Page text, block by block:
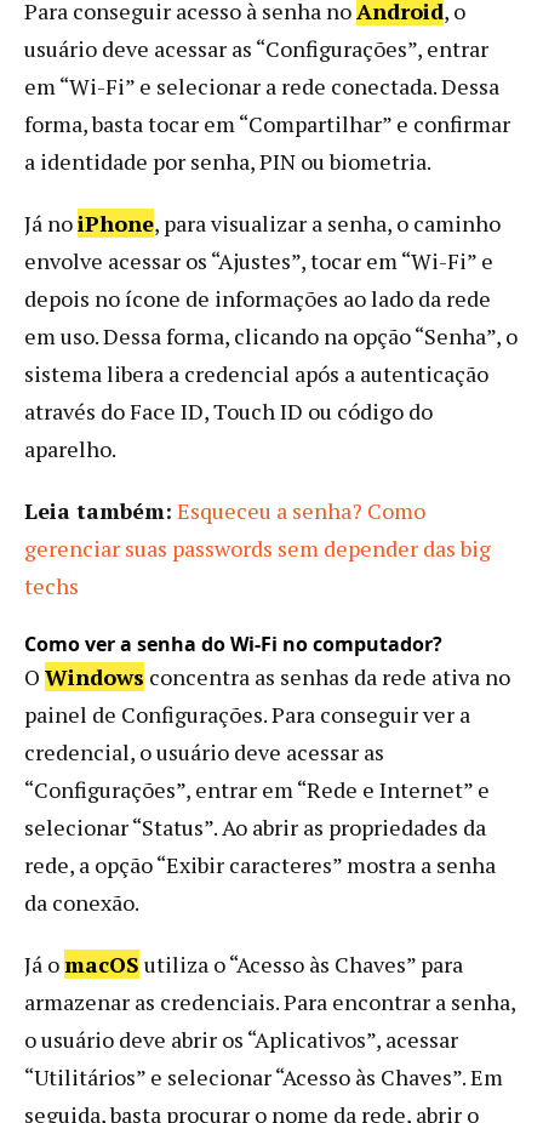
Para conseguir acesso à senha noAndroid, o
usuário deve acessar as “Configurações”, entrar
em “Wi-Fi” e selecionar a rede conectada. Dessa
forma, basta tocar em “Compartilhar” e confirmar
a identidade por senha, PIN ou biometria.
Já noiPhone, para visualizar a senha, o caminho
envolve acessar os “Ajustes”, tocar em “Wi-Fi” e
depois no ícone de informações ao lado da rede
em uso. Dessa forma, clicando na opção “Senha”, o
sistema libera a credencial após a autenticação
através do Face ID, Touch ID ou código do
aparelho.
Leia também: Esqueceu a senha? Como
gerenciar suas passwords sem depender das big
techs
Como ver a senha do Wi-Fi no computador?
O Windows concentra as senhas da rede ativa no
painel de Configurações. Para conseguir ver a
credencial, o usuário deve acessar as
“Configurações”, entrar em “Rede e Internet” e
selecionar “Status”. Ao abrir as propriedades da
rede, a opção “Exibir caracteres” mostra a senha
da conexão.
Já omacOS utiliza o “Acesso às Chaves” para
armazenar as credenciais. Para encontrar a senha,
o usuário deve abrir os “Aplicativos”, acessar
“Utilitários” e selecionar “Acesso às Chaves”. Em
seguida, basta procurar o nome da rede, abrir o